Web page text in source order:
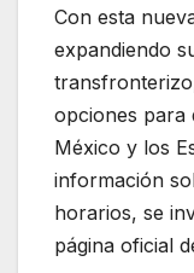
Con esta
expandiendo
opciones para
México y los
información
horarios, se
página oficial